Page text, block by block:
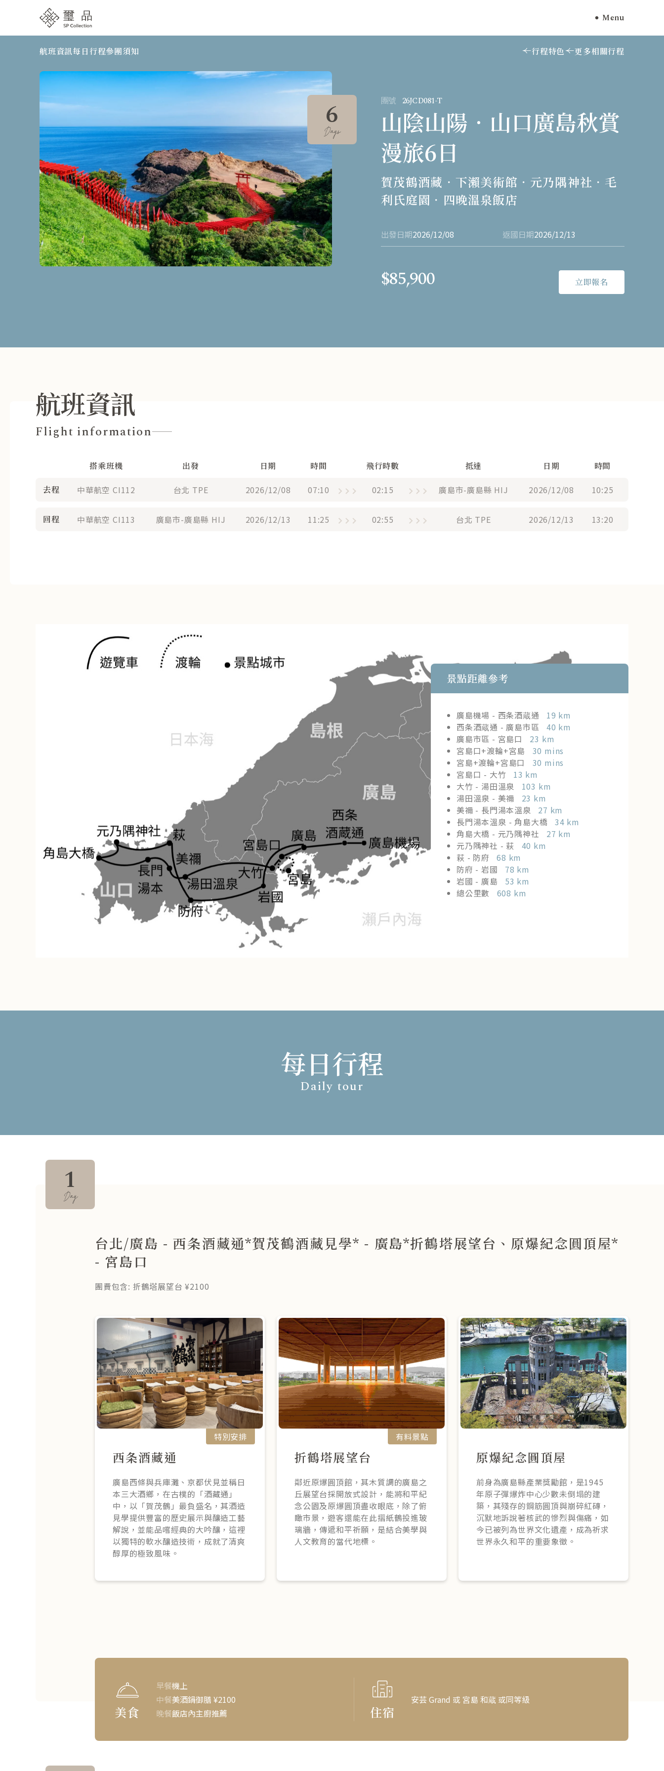
Menu
航班資訊每日行程參團須知 行程特色 更多相關行程
6
Days
團號 26JCD081-T
山陰山陽．山口廣島秋賞
漫旅6日
賀茂鶴酒藏．下瀨美術館．元乃隅神社．毛
利氏庭園．四晚溫泉飯店
出發日期2026/12/08 返國日期2026/12/13
$85,900 立即報名
航班資訊
Flight information
搭乘班機 出發 日期 時間 飛行時數 抵達 日期 時間
去程 中華航空 CI112 台北 TPE 2026/12/08 07:10 02:15 廣島市-廣島縣 HIJ 2026/12/08 10:25
回程 中華航空 CI113 廣島市-廣島縣 HIJ 2026/12/13 11:25 02:55 台北 TPE 2026/12/13 13:20
景點距離參考
廣島機場 - 西条酒蔵通
19 km
西条酒蔵通 - 廣島市區
40 km
廣島市區 - 宮島口
23 km
宮島口+渡輪+宮島
30 mins
宮島+渡輪+宮島口
30 mins
宮島口 - 大竹
13 km
大竹 - 湯田溫泉
103 km
湯田溫泉 - 美禰
23 km
美禰 - 長門湯本溫泉
27 km
長門湯本溫泉 - 角島大橋
34 km
角島大橋 - 元乃隅神社
27 km
元乃隅神社 - 萩
40 km
萩 - 防府
68 km
防府 - 岩國
78 km
岩國 - 廣島
53 km
總公里數
608 km
每日行程
Daily tour
台北/廣島 - 西条酒藏通*賀茂鶴酒藏見學* - 廣島*折鶴塔展望台、原爆紀念圓頂屋*
- 宮島口
團費包含: 折鶴塔展望台 ¥2100
西条酒藏通
廣島西條與兵庫灘、京都伏見並稱日
本三大酒鄉，在古樸的「酒藏通」
中，以「賀茂鶴」最負盛名，其酒造
見學提供豐富的歷史展示與釀造工藝
解說，並能品嚐經典的大吟釀，這裡
以獨特的軟水釀造技術，成就了清爽
醇厚的極致風味。
特別安排
折鶴塔展望台
鄰近原爆圓頂館，其木質調的廣島之
丘展望台採開放式設計，能將和平紀
念公園及原爆圓頂盡收眼底，除了俯
瞰市景，遊客還能在此摺紙鶴投進玻
璃牆，傳遞和平祈願，是結合美學與
人文教育的當代地標。
有料景點
原爆紀念圓頂屋
前身為廣島縣產業獎勵館，是1945
年原子彈爆炸中心少數未倒塌的建
築，其殘存的鋼筋圓頂與崩碎紅磚，
沉默地訴說著核武的慘烈與傷痛，如
今已被列為世界文化遺產，成為祈求
世界永久和平的重要象徵。
美食
早餐機上
中餐美酒鍋御膳 ¥2100
晚餐飯店內主廚推薦 住宿
安芸 Grand 或 宮島 和蔵 或同等級
1
Day